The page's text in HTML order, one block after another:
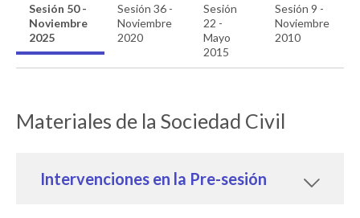
Sesión 50 -
Noviembre
2025
Sesión 36 -
Noviembre
2020
Sesión
22 -
Mayo
2015
Sesión 9 -
Noviembre
2010
Materiales de la Sociedad Civil
Intervenciones en la Pre-sesión